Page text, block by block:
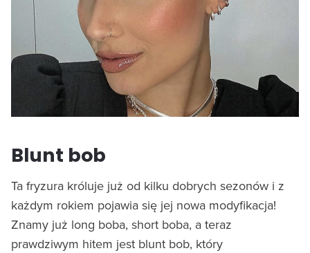
Blunt bob
Ta fryzura króluje już od kilku dobrych sezonów i z
każdym rokiem pojawia się jej nowa modyfikacja!
Znamy już long boba, short boba, a teraz
prawdziwym hitem jest blunt bob, który